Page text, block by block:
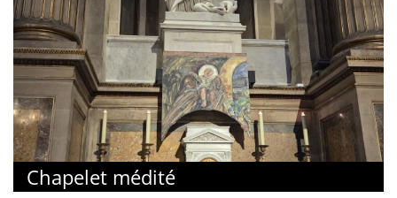
Chapelet médité